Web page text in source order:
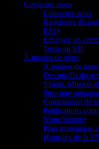
Contactez-nous
Contactez-nous
Répertoire du
FAQ
Envoyez un
Texto au 911
À propos de nous
À propos de nous
Des profils du
Vision, Mission
Structure
Commission de
Publications
Notre histoire
Plan stratégique
Humains de la